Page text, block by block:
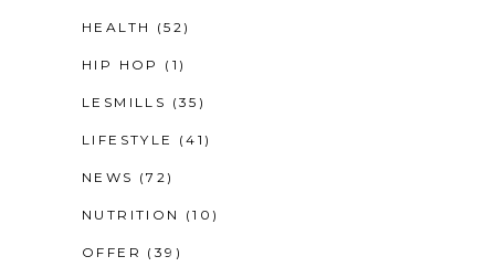
HEALTH (52)
HIP HOP (1)
LESMILLS (35)
LIFESTYLE (41)
NEWS (72)
NUTRITION (10)
OFFER (39)